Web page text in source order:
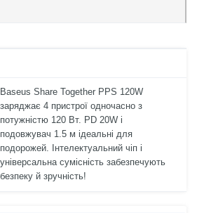
Baseus Share Together PPS 120W
заряджає 4 пристрої одночасно з
потужністю 120 Вт. PD 20W і
подовжувач 1.5 м ідеальні для
подорожей. Інтелектуальний чіп і
універсальна сумісність забезпечують
безпеку й зручність!